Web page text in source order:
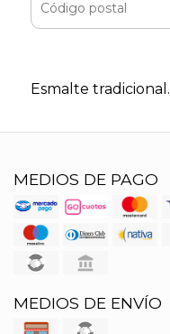
Esmalte tradicional.
MEDIOS DE PAGO
MEDIOS DE ENVÍO